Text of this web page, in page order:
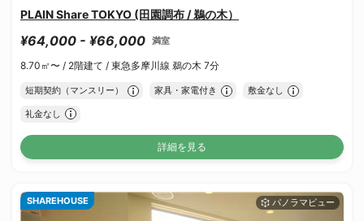
PLAIN Share TOKYO (田園調布 / 鵜の木）
¥64,000 - ¥66,000 満室
8.70㎡〜 / 2階建て / 東急多摩川線 鵜の木 7分
短期契約（マンスリー） 家具・家電付き 敷金なし
礼金なし
詳細を見る
SHAREHOUSE